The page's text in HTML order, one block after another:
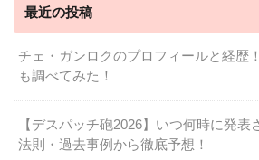
最近の投稿
チェ・ガンロクのプロフィールと経歴
も調べてみた！
【デスパッチ砲2026】いつ何時に発表
法則・過去事例から徹底予想！